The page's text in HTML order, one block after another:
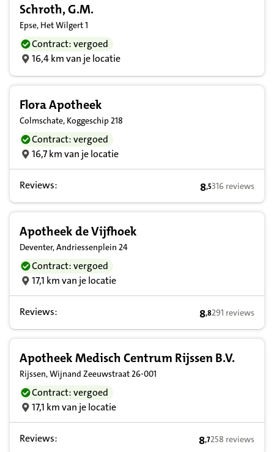
Schroth, G.M.
Epse, Het Wilgert 1
Contract: vergoed
16,4 km van je locatie
Flora Apotheek
Colmschate, Koggeschip 218
Contract: vergoed
16,7 km van je locatie
Reviews: 8,5 op basis van
8,5316 reviews
Apotheek de Vijfhoek
Deventer, Andriessenplein 24
Contract: vergoed
17,1 km van je locatie
Reviews: 8,8 op basis van
8,8291 reviews
Apotheek Medisch Centrum Rijssen B.V.
Rijssen, Wijnand Zeeuwstraat 26-001
Contract: vergoed
17,1 km van je locatie
Reviews: 8,7 op basis van
8,7258 reviews